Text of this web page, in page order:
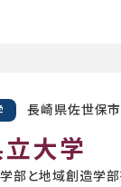
長崎県佐世保
大学
部と地域創造学部